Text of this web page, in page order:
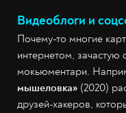
Видеоблоги и
Почему-то многие
интернетом,
мокьюментари.
мышеловка» (2020)
друзей-хакеров,